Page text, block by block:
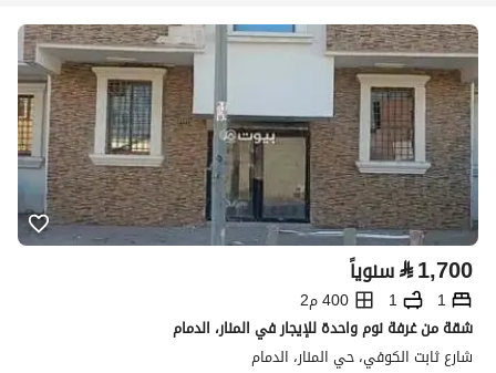
⃁1,700 سنوياً
1
1
400 م2
شقة من غرفة نوم واحدة للإيجار في المنار، الدمام
شارع ثابت الكوفي، حي المنار، الدمام